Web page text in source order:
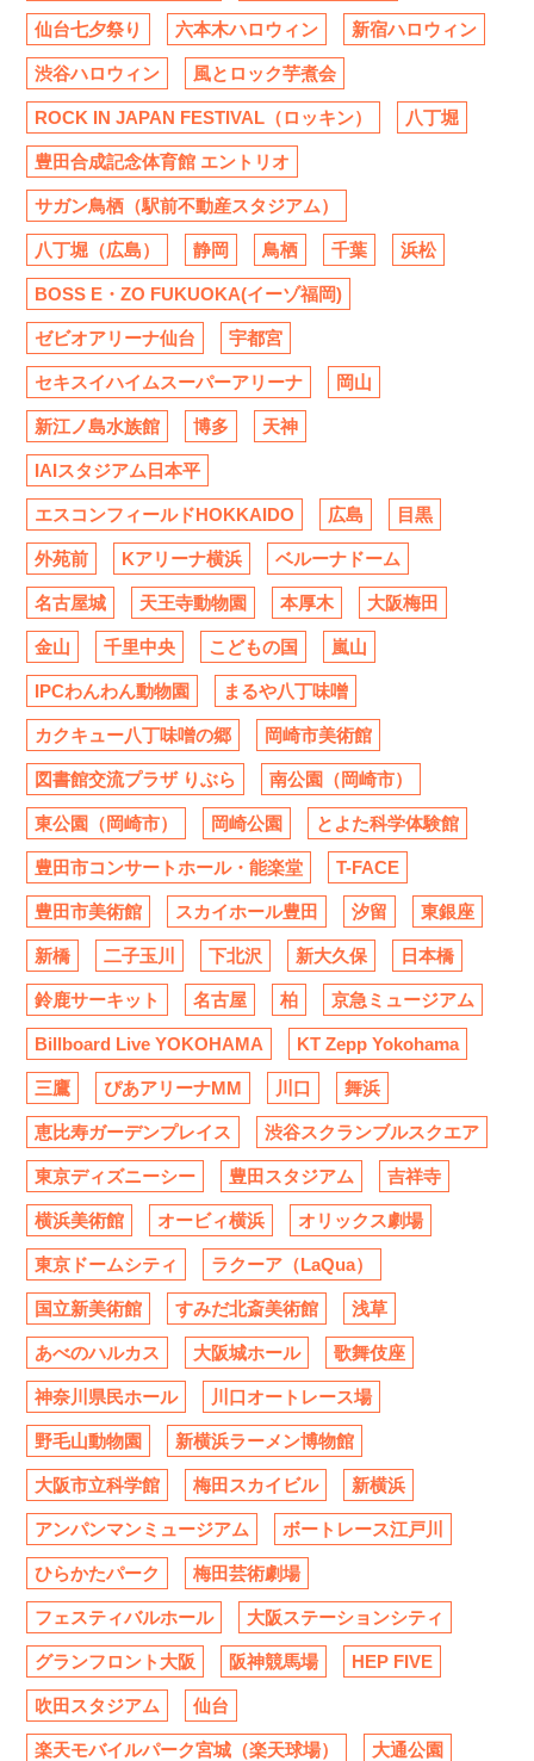
仙台七夕祭り 六本木ハロウィン 新宿ハロウィン
渋谷ハロウィン 風とロック芋煮会
ROCK IN JAPAN FESTIVAL（ロッキン） 八丁堀
豊田合成記念体育館 エントリオ
サガン鳥栖（駅前不動産スタジアム）
八丁堀（広島） 静岡 鳥栖 千葉 浜松
BOSS E・ZO FUKUOKA(イーゾ福岡)
ゼビオアリーナ仙台 宇都宮
セキスイハイムスーパーアリーナ 岡山
新江ノ島水族館 博多 天神
IAIスタジアム日本平
エスコンフィールドHOKKAIDO 広島 目黒
外苑前 Kアリーナ横浜 ベルーナドーム
名古屋城 天王寺動物園 本厚木 大阪梅田
金山 千里中央 こどもの国 嵐山
IPCわんわん動物園 まるや八丁味噌
カクキュー八丁味噌の郷 岡崎市美術館
図書館交流プラザ りぶら 南公園（岡崎市）
東公園（岡崎市） 岡崎公園 とよた科学体験館
豊田市コンサートホール・能楽堂 T-FACE
豊田市美術館 スカイホール豊田 汐留 東銀座
新橋 二子玉川 下北沢 新大久保 日本橋
鈴鹿サーキット 名古屋 柏 京急ミュージアム
Billboard Live YOKOHAMA KT Zepp Yokohama
三鷹 ぴあアリーナMM 川口 舞浜
恵比寿ガーデンプレイス 渋谷スクランブルスクエア
東京ディズニーシー 豊田スタジアム 吉祥寺
横浜美術館 オービィ横浜 オリックス劇場
東京ドームシティ ラクーア（LaQua）
国立新美術館 すみだ北斎美術館 浅草
あべのハルカス 大阪城ホール 歌舞伎座
神奈川県民ホール 川口オートレース場
野毛山動物園 新横浜ラーメン博物館
大阪市立科学館 梅田スカイビル 新横浜
アンパンマンミュージアム ボートレース江戸川
ひらかたパーク 梅田芸術劇場
フェスティバルホール 大阪ステーションシティ
グランフロント大阪 阪神競馬場 HEP FIVE
吹田スタジアム 仙台
楽天モバイルパーク宮城（楽天球場） 大通公園